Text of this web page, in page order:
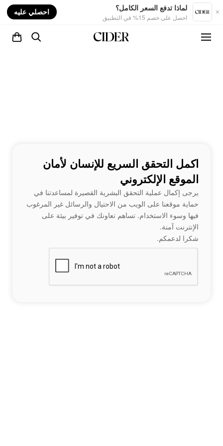
لماذا تدفع السعر الكامل؟
احصل على خصم 15% في التطبيق
احصلي عليه
اكمل التحقق السريع للإنسان لأمان
الموقع الإلكتروني
يرجى إكمال عملية التحقق البشرية القصيرة لمساعدتنا في
حماية موقعنا على الويب من الاحتيال والرسائل غير المرغوب
فيها وسوء الاستخدام. تساهم تعاونك في توفير بيئة على
الإنترنت آمنة.
شكرا لدعمكم.